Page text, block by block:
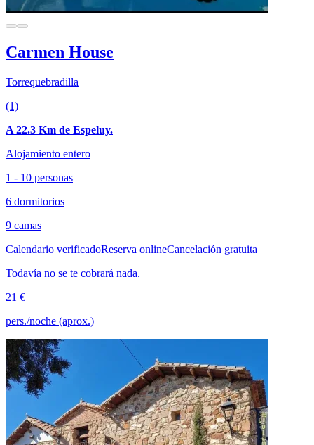
Carmen House
Torrequebradilla
(1)
A 22.3 Km de Espeluy.
Alojamiento entero
1 - 10 personas
6 dormitorios
9 camas
Calendario verificadoReserva onlineCancelación gratuita
Todavía no se te cobrará nada.
21 €
pers./noche (aprox.)